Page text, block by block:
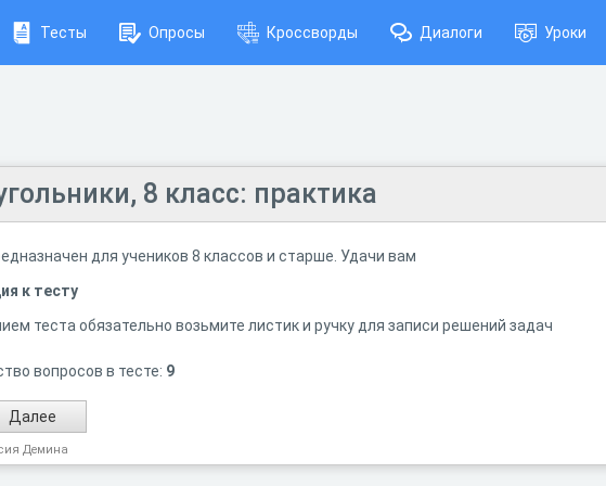
Тесты Опросы Кроссворды Диалоги Уроки
8 класс: практика
для учеников 8 классов и старше. Удачи вам
к тесту
теста обязательно возьмите листик и ручку для записи решений задач
вопросов в тесте: 9
Демина